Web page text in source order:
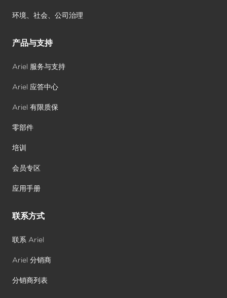
环境、社会、公司治理
产品与支持
Ariel 服务与支持
Ariel 应答中心
Ariel 有限质保
零部件
培训
会员专区
应用手册
联系方式
联系 Ariel
Ariel 分销商
分销商列表